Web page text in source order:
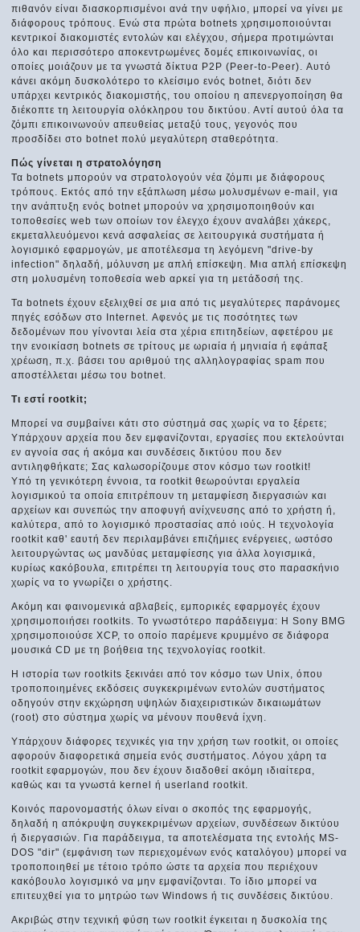
πιθανόν είναι διασκορπισμένοι ανά την υφήλιο, μπορεί να γίνει με
διάφορους τρόπους. Ενώ στα πρώτα botnets χρησιμοποιούνται
κεντρικοί διακομιστές εντολών και ελέγχου, σήμερα προτιμώνται
όλο και περισσότερο αποκεντρωμένες δομές επικοινωνίας, οι
οποίες μοιάζουν με τα γνωστά δίκτυα P2P (Peer-to-Peer). Αυτό
κάνει ακόμη δυσκολότερο το κλείσιμο ενός botnet, διότι δεν
υπάρχει κεντρικός διακομιστής, του οποίου η απενεργοποίηση θα
διέκοπτε τη λειτουργία ολόκληρου του δικτύου. Αντί αυτού όλα τα
ζόμπι επικοινωνούν απευθείας μεταξύ τους, γεγονός που
προσδίδει στο botnet πολύ μεγαλύτερη σταθερότητα.
Πώς γίνεται η στρατολόγηση
Τα botnets μπορούν να στρατολογούν νέα ζόμπι με διάφορους
τρόπους. Εκτός από την εξάπλωση μέσω μολυσμένων e-mail, για
την ανάπτυξη ενός botnet μπορούν να χρησιμοποιηθούν και
τοποθεσίες web των οποίων τον έλεγχο έχουν αναλάβει χάκερς,
εκμεταλλευόμενοι κενά ασφαλείας σε λειτουργικά συστήματα ή
λογισμικό εφαρμογών, με αποτέλεσμα τη λεγόμενη "drive-by
infection" δηλαδή, μόλυνση με απλή επίσκεψη. Μια απλή επίσκεψη
στη μολυσμένη τοποθεσία web αρκεί για τη μετάδοσή της.
Τα botnets έχουν εξελιχθεί σε μια από τις μεγαλύτερες παράνομες
πηγές εσόδων στο Internet. Αφενός με τις ποσότητες των
δεδομένων που γίνονται λεία στα χέρια επιτηδείων, αφετέρου με
την ενοικίαση botnets σε τρίτους με ωριαία ή μηνιαία ή εφάπαξ
χρέωση, π.χ. βάσει του αριθμού της αλληλογραφίας spam που
αποστέλλεται μέσω του botnet.
Τι εστί rootkit;
Μπορεί να συμβαίνει κάτι στο σύστημά σας χωρίς να το ξέρετε;
Υπάρχουν αρχεία που δεν εμφανίζονται, εργασίες που εκτελούνται
εν αγνοία σας ή ακόμα και συνδέσεις δικτύου που δεν
αντιληφθήκατε; Σας καλωσορίζουμε στον κόσμο των rootkit!
Υπό τη γενικότερη έννοια, τα rootkit θεωρούνται εργαλεία
λογισμικού τα οποία επιτρέπουν τη μεταμφίεση διεργασιών και
αρχείων και συνεπώς την αποφυγή ανίχνευσης από το χρήστη ή,
καλύτερα, από το λογισμικό προστασίας από ιούς. Η τεχνολογία
rootkit καθ' εαυτή δεν περιλαμβάνει επιζήμιες ενέργειες, ωστόσο
λειτουργώντας ως μανδύας μεταμφίεσης για άλλα λογισμικά,
κυρίως κακόβουλα, επιτρέπει τη λειτουργία τους στο παρασκήνιο
χωρίς να το γνωρίζει ο χρήστης.
Ακόμη και φαινομενικά αβλαβείς, εμπορικές εφαρμογές έχουν
χρησιμοποιήσει rootkits. Το γνωστότερο παράδειγμα: Η Sony BMG
χρησιμοποιούσε XCP, το οποίο παρέμενε κρυμμένο σε διάφορα
μουσικά CD με τη βοήθεια της τεχνολογίας rootkit.
Η ιστορία των rootkits ξεκινάει από τον κόσμο των Unix, όπου
τροποποιημένες εκδόσεις συγκεκριμένων εντολών συστήματος
οδηγούν στην εκχώρηση υψηλών διαχειριστικών δικαιωμάτων
(root) στο σύστημα χωρίς να μένουν πουθενά ίχνη.
Υπάρχουν διάφορες τεχνικές για την χρήση των rootkit, οι οποίες
αφορούν διαφορετικά σημεία ενός συστήματος. Λόγου χάρη τα
rootkit εφαρμογών, που δεν έχουν διαδοθεί ακόμη ιδιαίτερα,
καθώς και τα γνωστά kernel ή userland rootkit.
Κοινός παρονομαστής όλων είναι ο σκοπός της εφαρμογής,
δηλαδή η απόκρυψη συγκεκριμένων αρχείων, συνδέσεων δικτύου
ή διεργασιών. Για παράδειγμα, τα αποτελέσματα της εντολής MS-
DOS "dir" (εμφάνιση των περιεχομένων ενός καταλόγου) μπορεί να
τροποποιηθεί με τέτοιο τρόπο ώστε τα αρχεία που περιέχουν
κακόβουλο λογισμικό να μην εμφανίζονται. Το ίδιο μπορεί να
επιτευχθεί για το μητρώο των Windows ή τις συνδέσεις δικτύου.
Ακριβώς στην τεχνική φύση των rootkit έγκειται η δυσκολία της